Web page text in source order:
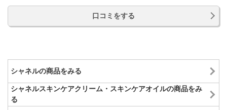
口コミをする
シャネルの商品をみる
シャネルスキンケアクリーム・スキンケアオイルの商品をみ
る